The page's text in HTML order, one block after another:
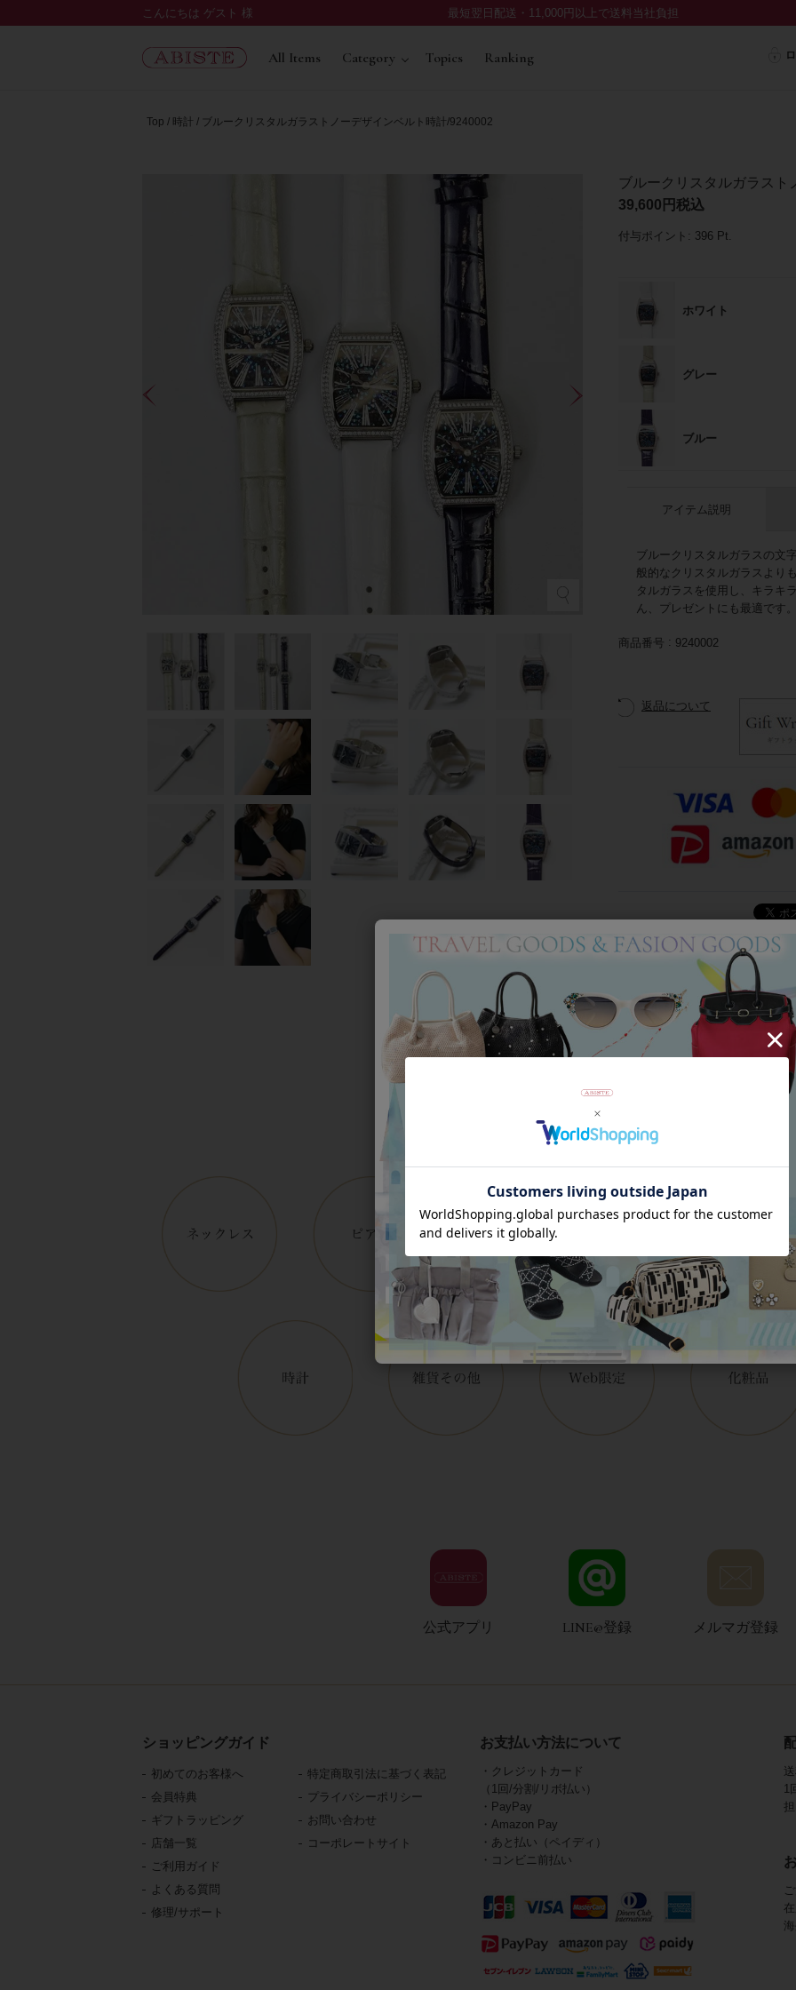
こんにちは ゲスト 様 最短翌日配送・11,000円以上で送料当社負担
All Items Category Topics Ranking
Top 時計 ブルークリスタルガラストノーデザインベルト時計/9240002
ブルークリスタルガラス
39,600
税込
付与ポイント: 396 Pt.
ホワイト
グレー
ブルー
アイテム説明
ブルークリスタルガラスの文
般的なクリスタルガラスより
タルガラスを使用し、キラキ
ん、プレゼントにも最適です
商品番号 9240002
返品について
Category
アイテムカテゴリー
公式アプリ LINE@登録 メルマガ登録
ショッピングガイド
初めてのお客様へ
会員特典
ギフトラッピング
店舗一覧
ご利用ガイド
よくある質問
修理/サポート
特定商取引法に基づく表記
プライバシーポリシー
お問い合わせ
コーポレートサイト
お支払い方法について
・クレジットカード
（1回/分割/リボ払い）
・PayPay
・Amazon Pay
・あと払い（ペイディ）
・コンビニ前払い
1